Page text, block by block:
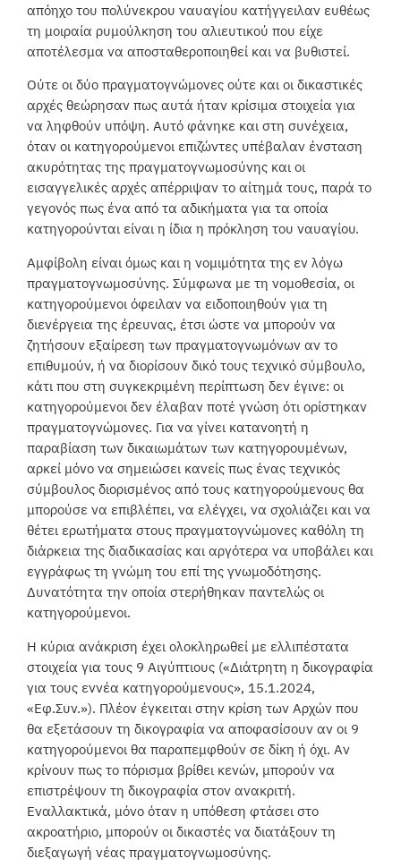
απόηχο του πολύνεκρου ναυαγίου κατήγγειλαν ευθέως
τη μοιραία ρυμούλκηση του αλιευτικού που είχε
αποτέλεσμα να αποσταθεροποιηθεί και να βυθιστεί.
Ούτε οι δύο πραγματογνώμονες ούτε και οι δικαστικές
αρχές θεώρησαν πως αυτά ήταν κρίσιμα στοιχεία για
να ληφθούν υπόψη. Αυτό φάνηκε και στη συνέχεια,
όταν οι κατηγορούμενοι επιζώντες υπέβαλαν ένσταση
ακυρότητας της πραγματογνωμοσύνης και οι
εισαγγελικές αρχές απέρριψαν το αίτημά τους, παρά το
γεγονός πως ένα από τα αδικήματα για τα οποία
κατηγορούνται είναι η ίδια η πρόκληση του ναυαγίου.
Αμφίβολη είναι όμως και η νομιμότητα της εν λόγω
πραγματογνωμοσύνης. Σύμφωνα με τη νομοθεσία, οι
κατηγορούμενοι όφειλαν να ειδοποιηθούν για τη
διενέργεια της έρευνας, έτσι ώστε να μπορούν να
ζητήσουν εξαίρεση των πραγματογνωμόνων αν το
επιθυμούν, ή να διορίσουν δικό τους τεχνικό σύμβουλο,
κάτι που στη συγκεκριμένη περίπτωση δεν έγινε: οι
κατηγορούμενοι δεν έλαβαν ποτέ γνώση ότι ορίστηκαν
πραγματογνώμονες. Για να γίνει κατανοητή η
παραβίαση των δικαιωμάτων των κατηγορουμένων,
αρκεί μόνο να σημειώσει κανείς πως ένας τεχνικός
σύμβουλος διορισμένος από τους κατηγορούμενους θα
μπορούσε να επιβλέπει, να ελέγχει, να σχολιάζει και να
θέτει ερωτήματα στους πραγματογνώμονες καθόλη τη
διάρκεια της διαδικασίας και αργότερα να υποβάλει και
εγγράφως τη γνώμη του επί της γνωμοδότησης.
Δυνατότητα την οποία στερήθηκαν παντελώς οι
κατηγορούμενοι.
Η κύρια ανάκριση έχει ολοκληρωθεί με ελλιπέστατα
στοιχεία για τους 9 Αιγύπτιους («Διάτρητη η δικογραφία
για τους εννέα κατηγορούμενους», 15.1.2024,
«Εφ.Συν.»). Πλέον έγκειται στην κρίση των Αρχών που
θα εξετάσουν τη δικογραφία να αποφασίσουν αν οι 9
κατηγορούμενοι θα παραπεμφθούν σε δίκη ή όχι. Αν
κρίνουν πως το πόρισμα βρίθει κενών, μπορούν να
επιστρέψουν τη δικογραφία στον ανακριτή.
Εναλλακτικά, μόνο όταν η υπόθεση φτάσει στο
ακροατήριο, μπορούν οι δικαστές να διατάξουν τη
διεξαγωγή νέας πραγματογνωμοσύνης.